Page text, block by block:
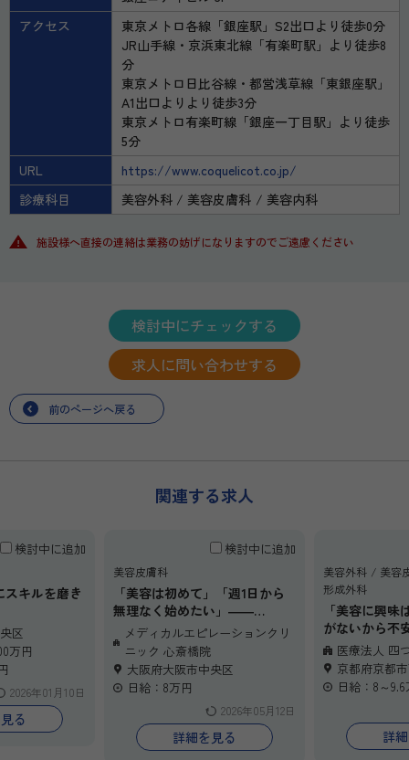
アクセス
東京メトロ各線「銀座駅」S2出口より徒歩0分
JR山手線・京浜東北線「有楽町駅」より徒歩8
分
東京メトロ日比谷線・都営浅草線「東銀座駅」
A1出口よりより徒歩3分
東京メトロ有楽町線「銀座一丁目駅」より徒歩
5分
URL
https://www.coquelicot.co.jp/
診療科目
美容外科 美容皮膚科 美容内科
施設様へ直接の連絡は業務の妨げになりますのでご遠慮ください
検討中にチェックする
求人に問い合わせする
前のページへ戻る
関連する求人
検討中に追加
キルを磨き
専門性を高
ースで無理
っていま
により、努
り給与に反映
とつ。「も
」「注入治
区
万円
2026年01月10日
る
検討中に追加
美容皮膚科
「美容は初めて」「週1日から
無理なく始めたい」――
そんな先生にこそ知っていただ
きたい環境です。心斎橋駅徒歩
2分、1診制で落ち着いた診療体
制。問診・レーザー・ボトック
スと、比較的始めやすい施術か
らスタートでき、未経験の方も
丁寧なフォロー体制がありま
す。勤務日数・時間は柔軟に相
メディカルエピレーションクリ
ニック 心斎橋院
大阪府大阪市中央区
日給：8万円
2026年05月12日
詳細を見る
美容外科
美容
形成外科
「美容に興
がないから不
こそ知ってほ
京都駅直結・
地にある当院
皮膚科専門医
タート可能
完備で、基
医療法人 四
京都府京都
日給：8～
詳